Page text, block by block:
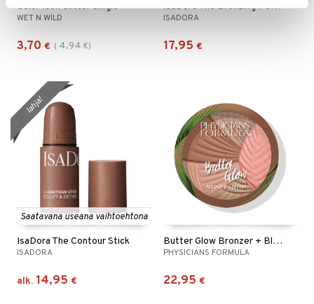
Color Icon Glitter Single
WET N WILD
3,70 € ( 4,94 €)
IsaDora The Bronzing Powder
ISADORA
17,95 €
Saatavana useana vaihtoehtona
IsaDora The Contour Stick
ISADORA
alk. 14,95 €
lahja!
Butter Glow Bronzer + Blush
PHYSICIANS FORMULA
22,95 €